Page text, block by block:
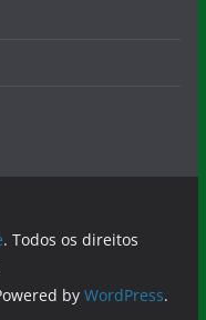
. Todos os direitos
by WordPress.